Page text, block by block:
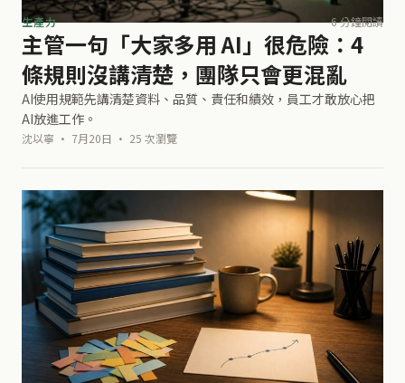
生產力 6 分鐘閱讀
主管一句「大家多用 AI」很危險：4
條規則沒講清楚，團隊只會更混亂
AI使用規範先講清楚資料、品質、責任和績效，員工才敢放心把
AI放進工作。
沈以寧 · 7月20日 · 25 次瀏覽